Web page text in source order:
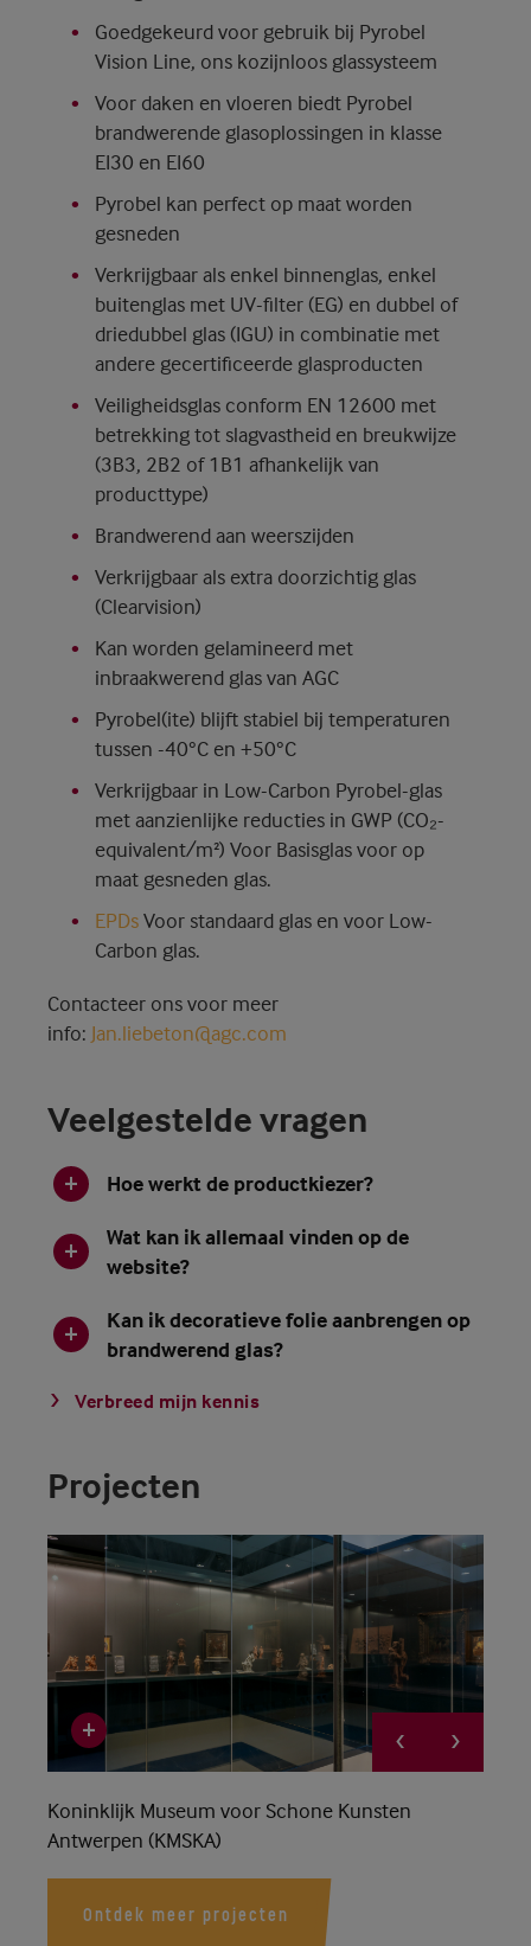
Goedgekeurd voor gebruik bij Pyrobel
Vision Line, ons kozijnloos glassysteem
Voor daken en vloeren biedt Pyrobel
brandwerende glasoplossingen in klasse
EI30 en EI60
Pyrobel kan perfect op maat worden
gesneden
Verkrijgbaar als enkel binnenglas, enkel
buitenglas met UV-filter (EG) en dubbel of
driedubbel glas (IGU) in combinatie met
andere gecertificeerde glasproducten
Veiligheidsglas conform EN 12600 met
betrekking tot slagvastheid en breukwijze
(3B3, 2B2 of 1B1 afhankelijk van
producttype)
Brandwerend aan weerszijden
Verkrijgbaar als extra doorzichtig glas
(Clearvision)
Kan worden gelamineerd met
inbraakwerend glas van AGC
Pyrobel(ite) blijft stabiel bij temperaturen
tussen -40°C en +50°C
Verkrijgbaar in Low-Carbon Pyrobel-glas
met aanzienlijke reducties in GWP (CO₂-
equivalent/m²) Voor Basisglas voor op
maat gesneden glas.
EPDsVoor standaard glas en voor Low-
Carbon glas.
Contacteer ons voor meer
info: Jan.liebeton@agc.com
Veelgestelde vragen
Hoe werkt de productkiezer?
Wat kan ik allemaal vinden op de
website?
Kan ik decoratieve folie aanbrengen op
brandwerend glas?
Verbreed mijn kennis
Projecten
Koninklijk Museum voor Schone Kunsten
Antwerpen (KMSKA)
Ontdek meer projecten